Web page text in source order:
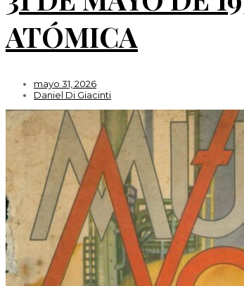
ATÓMICA
mayo 31, 2026
Daniel Di Giacinti